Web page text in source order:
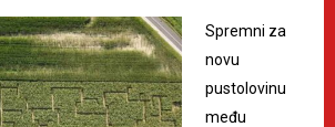
Spremni za
novu
pustolovinu
među